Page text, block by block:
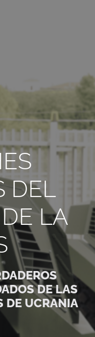
DEL
LA
DE LAS
DE UCRANIA